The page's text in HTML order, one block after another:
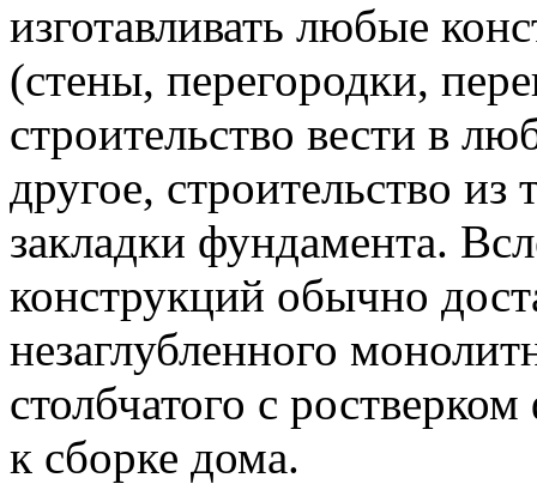
изготавливать любые
(стены, перегородки,
строительство вести в
другое, строительство из
закладки фундамента.
конструкций обычно
незаглубленного
столбчатого с
к сборке дома.